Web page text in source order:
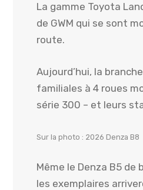
La gamme Toyota
de GWM qui se sont
route.
Aujourd’hui, la
familiales à 4 roues
série 300 – et leurs
Sur la photo : 2026 Denza B8
Même le Denza B5
les exemplaires